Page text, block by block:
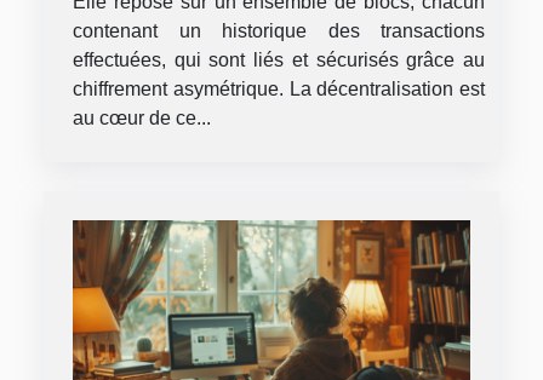
contenant un historique des transactions
effectuées, qui sont liés et sécurisés grâce au
chiffrement asymétrique. La décentralisation est
au cœur de ce...